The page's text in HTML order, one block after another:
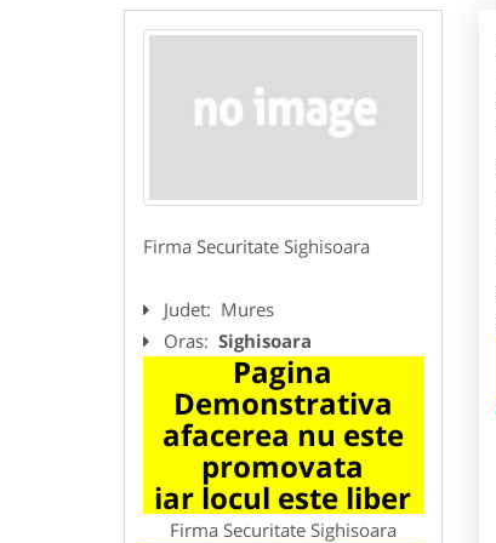
Firma Securitate Sighisoara
Judet: Mures
Oras: Sighisoara
Pagina
Demonstrativa
afacerea nu este
promovata
iar locul este liber
Firma Securitate Sighisoara